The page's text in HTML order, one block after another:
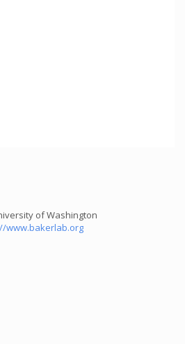
of Washington
www.bakerlab.org